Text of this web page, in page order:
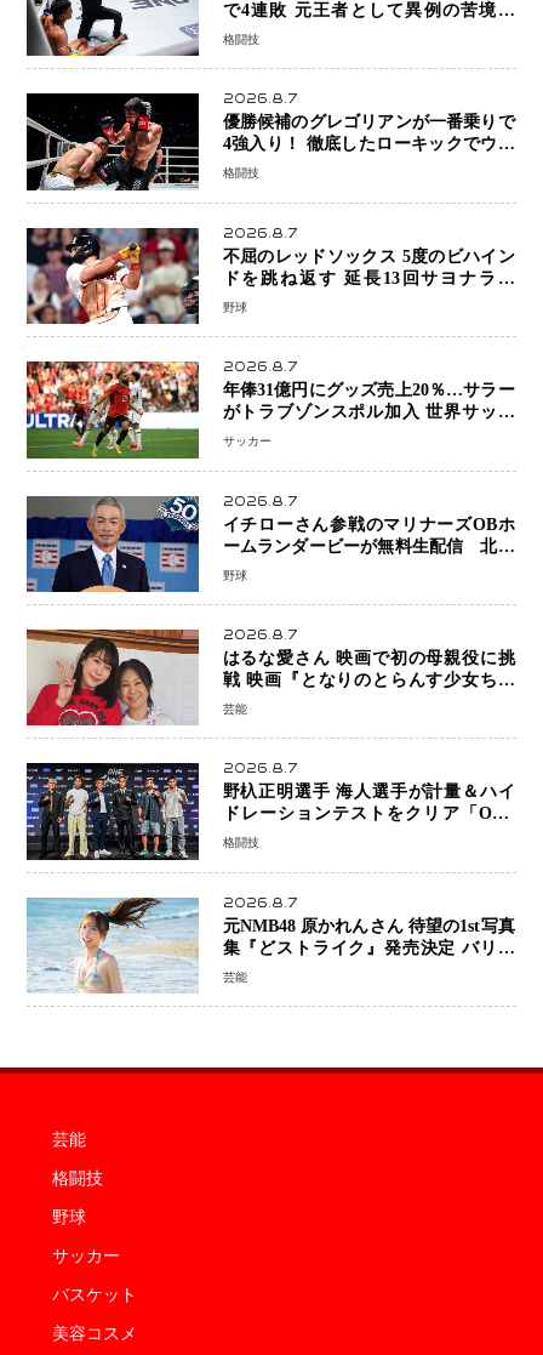
で4連敗 元王者として異例の苦境…
「アクシデント」でも消えない危険信
格闘技
2026.8.7
優勝候補のグレゴリアンが一番乗りで
4強入り！ 徹底したローキックでウス
ビャンを攻略、判定勝利
格闘技
2026.8.7
不屈のレッドソックス 5度のビハイン
ドを跳ね返す 延長13回サヨナラ勝
ち 吉田正尚選手も2安打1打点で貢献 4
野球
2026.8.7
年俸31億円にグッズ売上20％…サラー
がトラブゾンスポル加入 世界サッカ
ーは「五大リーグ一強」から新時代へ
サッカー
2026.8.7
イチローさん参戦のマリナーズOBホ
ームランダービーが無料生配信 北米
ならではの“魅せる興行”に世界が注目
野球
2026.8.7
はるな愛さん 映画で初の母親役に挑
戦 映画『となりのとらんす少女ちゃ
ん』11月7日公開 未来の自分との対話
芸能
2026.8.7
野杁正明選手 海人選手が計量＆ハイ
ドレーションテストをクリア「ONE
SAMURAI 2」決戦へ万全の準備整う
格闘技
2026.8.7
元NMB48 原かれんさん 待望の1st写真
集『どストライク』発売決定 バリで
魅せる25歳の新境地
芸能
芸能
格闘技
野球
サッカー
バスケット
美容コスメ